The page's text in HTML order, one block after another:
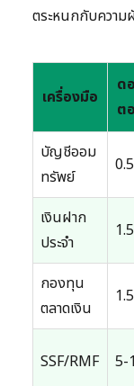
ตระหนกกับความ
เครื่องมือ
ด
ต
บัญชีออม
ทรัพย์
เงินฝาก
ประจำ
กองทุน
ตลาดเงิน
SSF/RMF 5-